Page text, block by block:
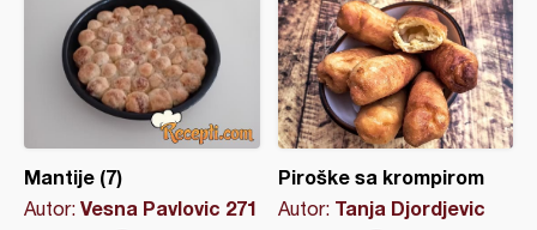
Mantije (7)
Autor: Vesna Pavlovic 271
Piroške sa krompirom
Autor: Tanja Djordjevic